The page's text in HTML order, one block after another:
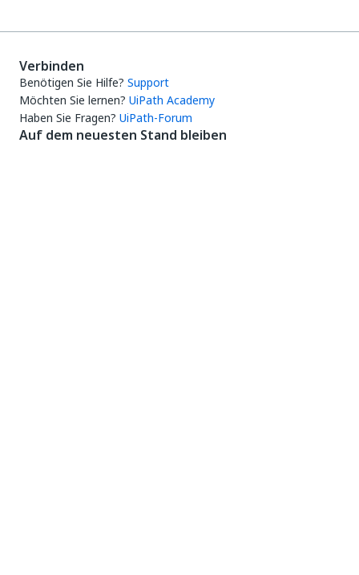
Verbinden
Benötigen Sie Hilfe? Support
Möchten Sie lernen? UiPath Academy
Haben Sie Fragen? UiPath-Forum
Auf dem neuesten Stand bleiben